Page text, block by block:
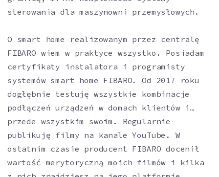
sterowania dla maszynowni przemysłowych.
O smart home realizowanym przez centralę
FIBARO wiem w praktyce wszystko. Posiadam
certyfikaty instalatora i programisty
systemów smart home FIBARO. Od 2017 roku
dogłębnie testuję wszystkie kombinacje
podłączeń urządzeń w domach klientów i…
przede wszystkim swoim. Regularnie
publikuję filmy na kanale YouTube. W
ostatnim czasie producent FIBARO docenił
wartość merytoryczną moich filmów i kilka